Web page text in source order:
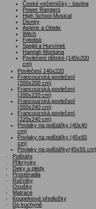
České večerníčky - bavlna
Power Rangers
High School Musical
Disney
Asterix a Obelix
Witch
Fototisk
Spejbl a Hurvínek
Hannah Montana
Povlečení dětské (140x200
cm)
Povlečení 140x220
Francouzská povlečení
(200x200 cm)
Francouzská povlečení
(200x220 cm)
Francouzská povlečení
(200x240 cm)
Francouzská povlečení
(220x240 cm)
Povlaky na polštářky (40x40
cm)
Povlaky na polštářky (45x65
cm)
Povlaky na polštářky(45x55 cm)
Polštáře
Přikrývky
Deky a plédy
Prostěradla
Ručníky
Osušky
Matrace
Koupelnové předložky
Do kuchyně